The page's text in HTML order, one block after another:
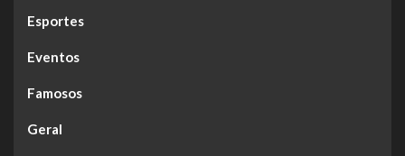
Esportes
Eventos
Famosos
Geral